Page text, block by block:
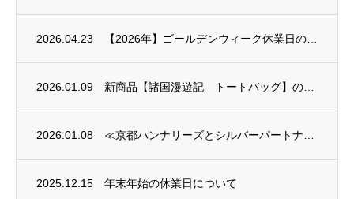
2026.04.23
2026.01.09
2026.01.08
2025.12.15 年末年始の休業日について